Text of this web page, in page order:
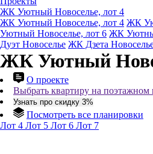
ЖК Уютный Новоселье, лот 4
ЖК Уютный Новоселье, лот 4 ЖК
Уютный Новоселье, лот 6 ЖК
Дуэт Новоселье ЖК Дзета
ЖК Уютный
О проекте
Выбрать квартиру на поэтажном
Узнать про скидку 3%
Посмотреть все планировки
Лот 4 Лот 5 Лот 6 Лот 7